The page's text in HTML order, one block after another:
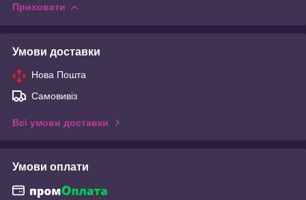
Приховати
Умови доставки
Нова Пошта
Самовивіз
Всі умови доставки
Умови оплати